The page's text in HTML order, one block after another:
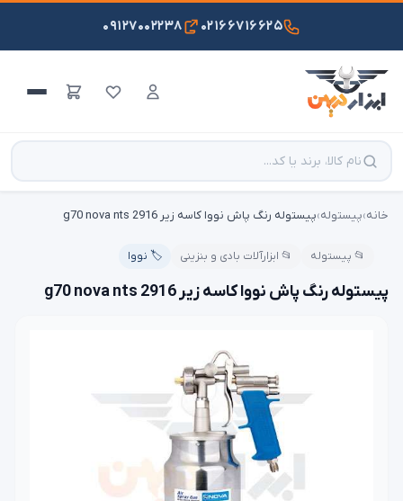
۰۲۱۶۶۷۱۶۶۲۵ ۰۹۱۲۷۰۰۲۲۳۸
خانه›پیستوله›پیستوله رنگ پاش نووا کاسه زیر g70 nova nts 2916
📂 پیستوله 📂 ابزارآلات بادی و بنزینی 🏷️ نووا
پیستوله رنگ پاش نووا کاسه زیر g70 nova nts 2916